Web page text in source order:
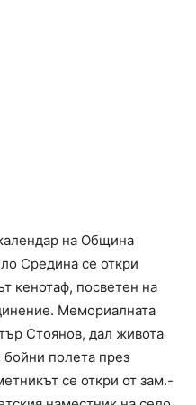
на Община
Средина се откри
кенотаф, посветен на
Мемориалната
Стоянов, дал живота
бойни полета през
се откри от зам.-